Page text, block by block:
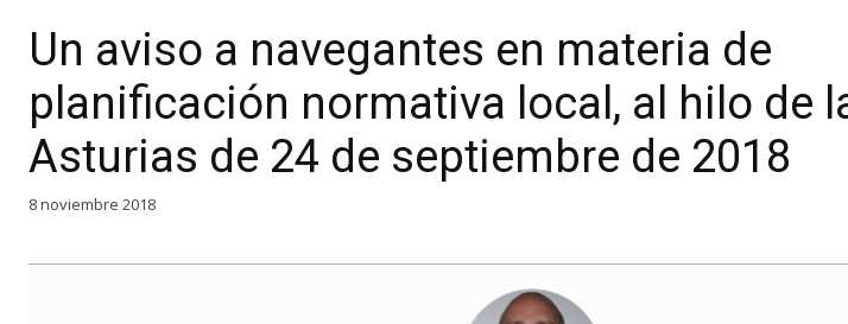
Un aviso a navegantes en materia de
planificación normativa local, al hilo de
Asturias de 24 de septiembre de 2018
8 noviembre 2018